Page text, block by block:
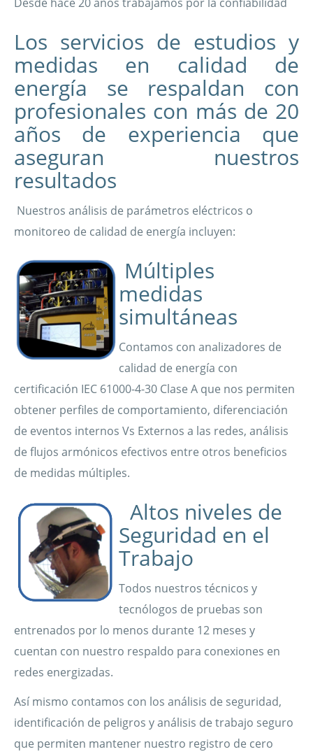
Los servicios de estudios y
medidas en calidad de
energía se respaldan con
profesionales con más de 20
años de experiencia que
aseguran nuestros
resultados
Nuestros análisis de parámetros eléctricos o
monitoreo de calidad de energía incluyen:
Múltiples
medidas
simultáneas
Contamos con analizadores de
calidad de energía con
certificación IEC 61000-4-30 Clase A que nos permiten
obtener perfiles de comportamiento, diferenciación
de eventos internos Vs Externos a las redes, análisis
de flujos armónicos efectivos entre otros beneficios
de medidas múltiples.
Altos niveles de
Seguridad en el
Trabajo
Todos nuestros técnicos y
tecnólogos de pruebas son
entrenados por lo menos durante 12 meses y
cuentan con nuestro respaldo para conexiones en
redes energizadas.
Así mismo contamos con los análisis de seguridad,
identificación de peligros y análisis de trabajo seguro
que permiten mantener nuestro registro de cero